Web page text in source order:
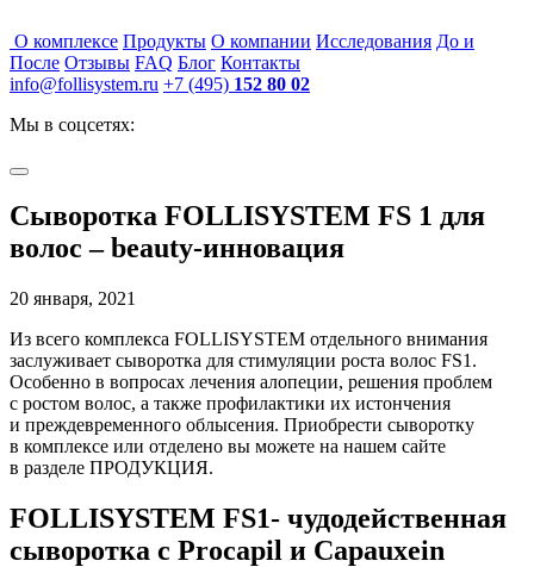
О комплексе Продукты О компании Исследования До и
После Отзывы FAQ Блог Контакты
info@follisystem.ru +7 (495) 152 80 02
Мы в соцсетях:
Сыворотка FOLLISYSTEM FS 1 для
волос – beauty-инновация
20 января, 2021
Из всего комплекса FOLLISYSTEM отдельного внимания
заслуживает сыворотка для стимуляции роста волос FS1.
Особенно в вопросах лечения алопеции, решения проблем
с ростом волос, а также профилактики их истончения
и преждевременного облысения. Приобрести сыворотку
в комплексе или отделено вы можете на нашем сайте
в разделе ПРОДУКЦИЯ.
FOLLISYSTEM FS1- чудодейственная
сыворотка с Procapil и Capauxein